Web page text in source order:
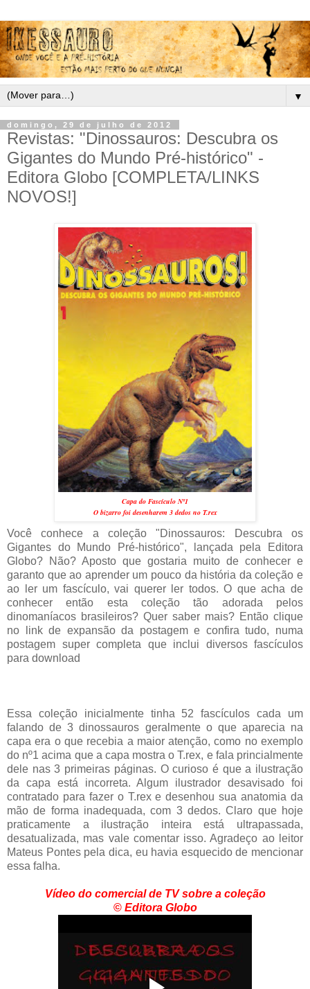
▼
domingo, 29 de julho de 2012
Revistas: "Dinossauros: Descubra os
Gigantes do Mundo Pré-histórico" -
Editora Globo [COMPLETA/LINKS
NOVOS!]
Capa do Fascículo Nº1
O bizarro foi desenharem 3 dedos no T.rex
Você conhece a coleção "Dinossauros: Descubra os
Gigantes do Mundo Pré-histórico", lançada pela Editora
Globo? Não? Aposto que gostaria muito de conhecer e
garanto que ao aprender um pouco da história da coleção e
ao ler um fascículo, vai querer ler todos. O que acha de
conhecer então esta coleção tão adorada pelos
dinomaníacos brasileiros? Quer saber mais? Então clique
no link de expansão da postagem e confira tudo, numa
postagem super completa que inclui diversos fascículos
para download
Essa coleção inicialmente tinha 52 fascículos cada um
falando de 3 dinossauros geralmente o que aparecia na
capa era o que recebia a maior atenção, como no exemplo
do nº1 acima que a capa mostra o T.rex, e fala princialmente
dele nas 3 primeiras páginas. O curioso é que a ilustração
da capa está incorreta. Algum ilustrador desavisado foi
contratado para fazer o T.rex e desenhou sua anatomia da
mão de forma inadequada, com 3 dedos. Claro que hoje
praticamente a ilustração inteira está ultrapassada,
desatualizada, mas vale comentar isso. Agradeço ao leitor
Mateus Pontes pela dica, eu havia esquecido de mencionar
essa falha.
Vídeo do comercial de TV sobre a coleção
© Editora Globo